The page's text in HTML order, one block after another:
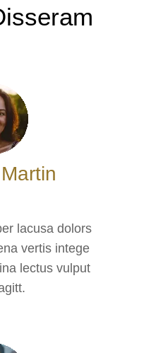
lacusa dolors
vertis intege
lectus vulput